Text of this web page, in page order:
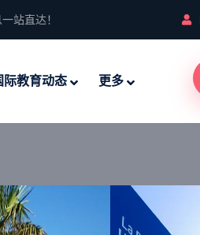
站直达！
际教育动态 更多